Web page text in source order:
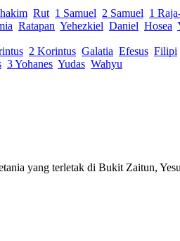
Rut 1 Samuel 2 Samuel 1
Ratapan Yehezkiel Daniel Hosea
2 Korintus Galatia Efesus Filipi
3 Yohanes Yudas Wahyu
yang terletak di Bukit Zaitun,